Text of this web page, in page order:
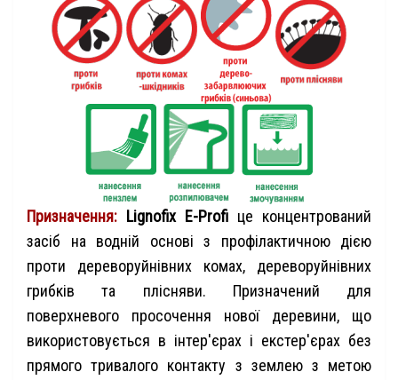
Призначення: Lignofix E-Profi це концентрований
засіб на водній основі з профілактичною дією
проти дереворуйнівних комах, дереворуйнівних
грибків та плісняви. Призначений для
поверхневого просочення нової деревини, що
використовується в інтер'єрах і екстер'єрах без
прямого тривалого контакту з землею з метою